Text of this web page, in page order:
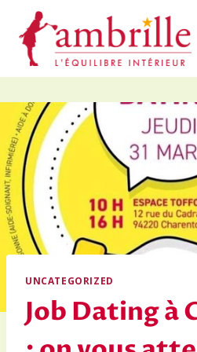
contenu
UNCATEGORIZED
Job Dating à